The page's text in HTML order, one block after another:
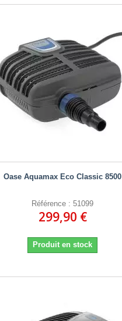
Oase Aquamax Eco Classic 8500
Référence : 51099
299,90 €
Produit en stock